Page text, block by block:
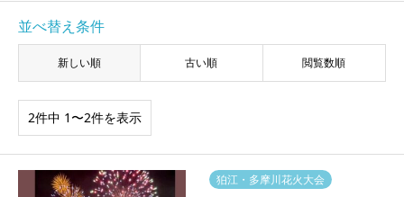
並べ替え条件
新しい順 古い順 閲覧数順
2件中 1〜2件を表示
狛江・多摩川花火大会